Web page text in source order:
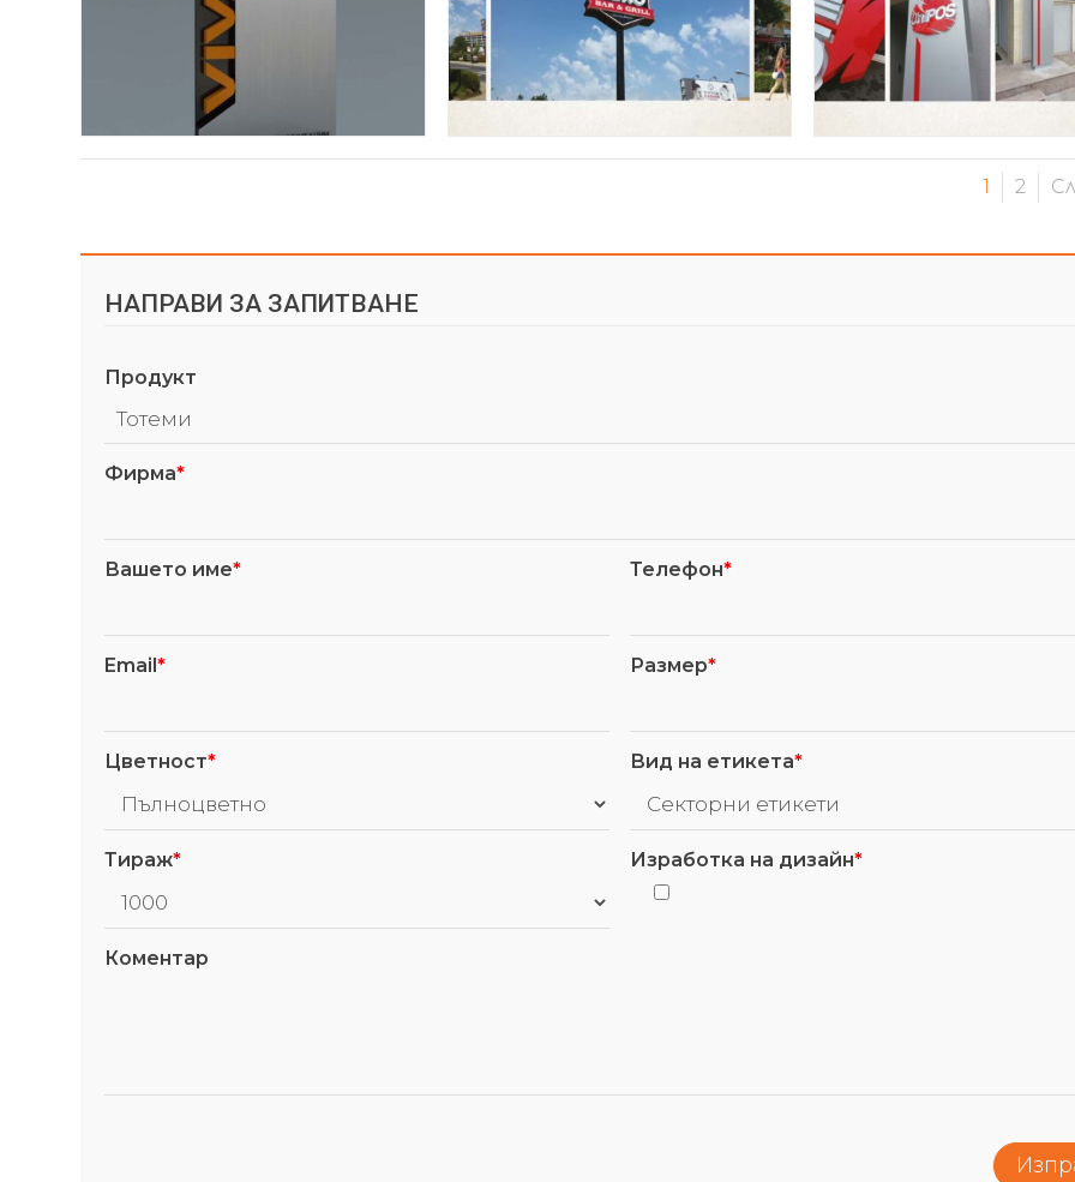
1 2
НАПРАВИ ЗА ЗАПИТВАНЕ
Продукт
Фирма*
Вашето име* Телефон*
Email* Размер*
Цветност* Вид на етикета*
Тираж* Изработка на дизайн*
Коментар